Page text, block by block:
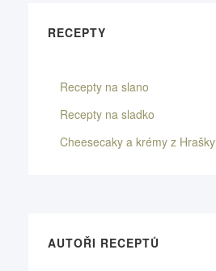
RECEPTY
Recepty na slano
Recepty na sladko
Cheesecaky a krémy z Hrašky
AUTOŘI RECEPTŮ